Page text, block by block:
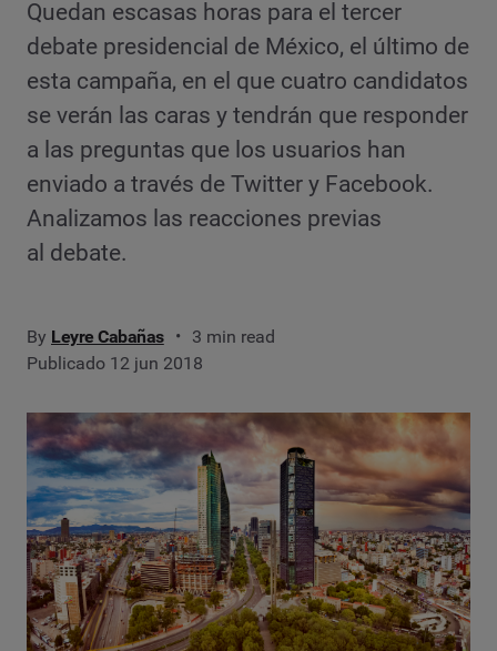
Quedan escasas horas para el tercer
debate presidencial de México, el último de
esta campaña, en el que cuatro candidatos
se verán las caras y tendrán que responder
a las preguntas que los usuarios han
enviado a través de Twitter y Facebook.
Analizamos las reacciones previas
al debate.
By Leyre Cabañas
3 min read
Publicado 12 jun 2018